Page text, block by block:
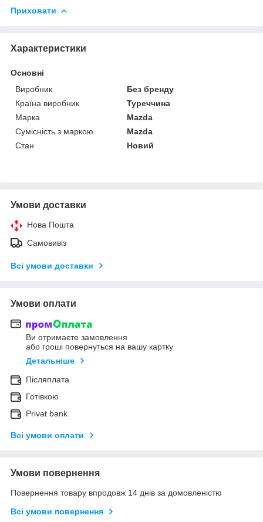
Приховати
Характеристики
Основні
Виробник
Без бренду
Країна виробник
Туреччина
Марка
Mazda
Сумісність з маркою
Mazda
Стан
Новий
Умови доставки
Нова Пошта
Самовивіз
Всі умови доставки
Умови оплати
Ви отримаєте замовлення
або гроші повернуться на вашу картку
Детальніше
Післяплата
Готівкою
Privat bank
Всі умови оплати
Умови повернення
Повернення товару впродовж 14 днів за домовленістю
Всі умови повернення